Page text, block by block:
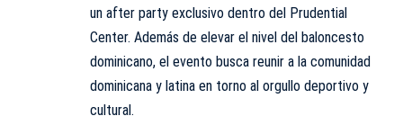
un after party exclusivo dentro del Prudential
Center. Además de elevar el nivel del baloncesto
dominicano, el evento busca reunir a la comunidad
dominicana y latina en torno al orgullo deportivo y
cultural.